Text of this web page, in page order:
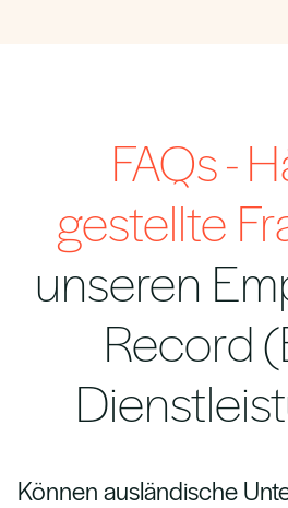
FAQs -
gestellte
unseren
Record
Können ausländische